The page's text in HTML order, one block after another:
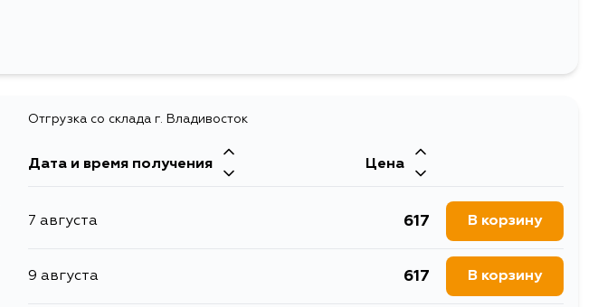
Отгрузка со склада г. Владивосток
Дата и время получения Цена
7 августа 617 В корзину
9 августа 617 В корзину